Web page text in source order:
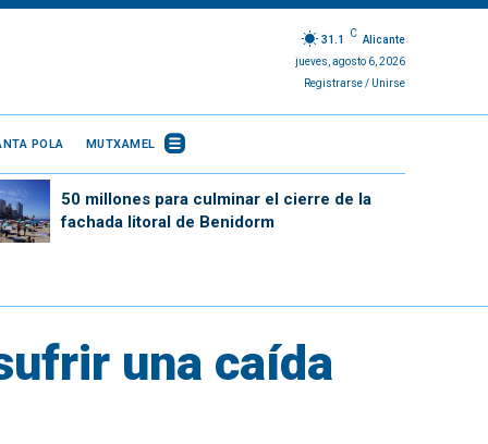
31.1
C
Alicante
jueves, agosto 6, 2026
Registrarse / Unirse
POLA MUTXAMEL
50 millones para culminar el cierre de la
fachada litoral de Benidorm
una caída